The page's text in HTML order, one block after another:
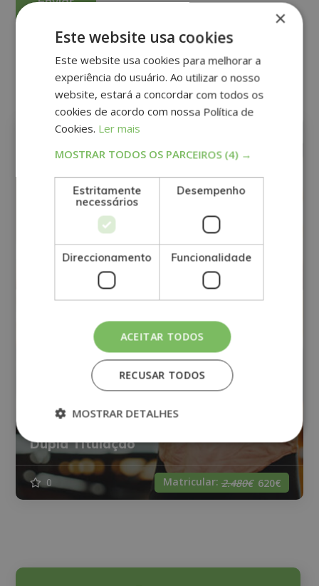
Para mais informações, consulte a nossa Política de Privacidade. Deseja
receber informação comercial (por telefone e/ou correio electrónico):
Alternative:
Outros cursos
DESPORTO NUTRIÇÃO
Mestrado em Nutrição Desportiva –
Dupla Titulação
0 Matricular: 2.480€ 620€
×
Este website usa cookies
Este website usa cookies para melhorar a
experiência do usuário. Ao utilizar o nosso
website, estará a concordar com todos os
cookies de acordo com nossa Política de
Cookies. Ler mais
MOSTRAR TODOS OS PARCEIROS (4) →
Estritamente
necessários
Desempenho
Direccionamento Funcionalidade
ACEITAR TODOS
RECUSAR TODOS
MOSTRAR DETALHES